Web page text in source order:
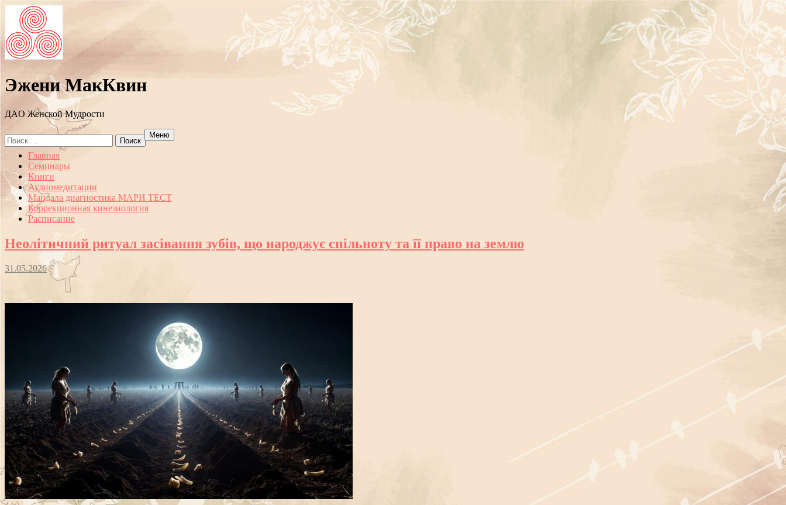
Эжени МакКвин
ДAO Женской Мудрости
Search
for:
Меню
Перейти
содержанию
Главная
Семинары
Книги
Аудиомедитации
Мандала диагностика МАРИ ТЕСТ
Коррекционная кинезиология
Расписание
Неолітичний ритуал засівання зубів, що народжує спільноту та її право на землю
31.05.2026